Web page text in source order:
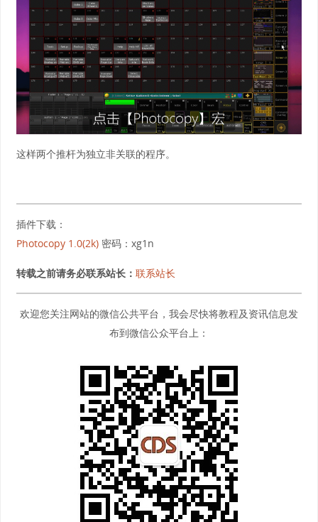
这样两个推杆为独立非关联的程序。
插件下载：
Photocopy 1.0(2k)密码：xg1n
转载之前请务必联系站长： 联系站长
欢迎您关注网站的微信公共平台，我会尽快将教程及资讯信息发
布到微信公众平台上：